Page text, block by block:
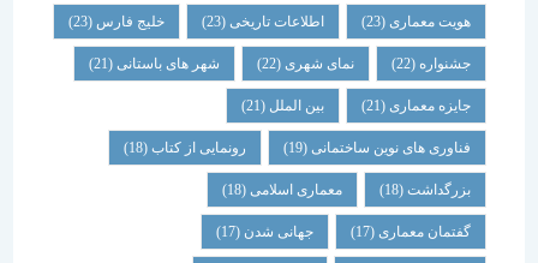
هویت معماری (23) اطلاعات تاریخی(23) خلیج فارس(23)
جشنواره(22) نمای شهری(22) شهر های باستانی (21)
جایزه معماری (21) بین الملل(21)
فناوری های نوین ساختمانی(19) رونمایی از کتاب (18)
بزرگداشت (18) معماری اسلامی(18)
گفتمان معماری (17) جهانی شدن(17)